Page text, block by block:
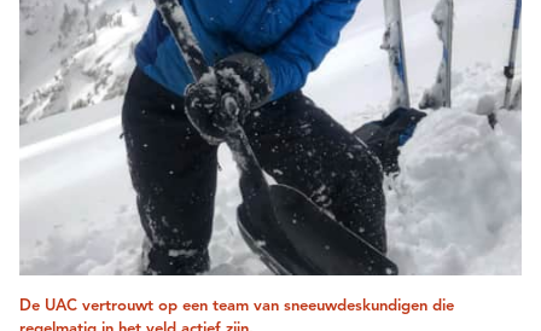
De UAC vertrouwt op een team van sneeuwdeskundigen die